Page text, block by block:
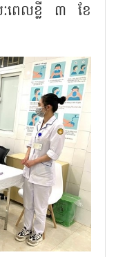
ៈពេលខ្លី ៣ ខែ